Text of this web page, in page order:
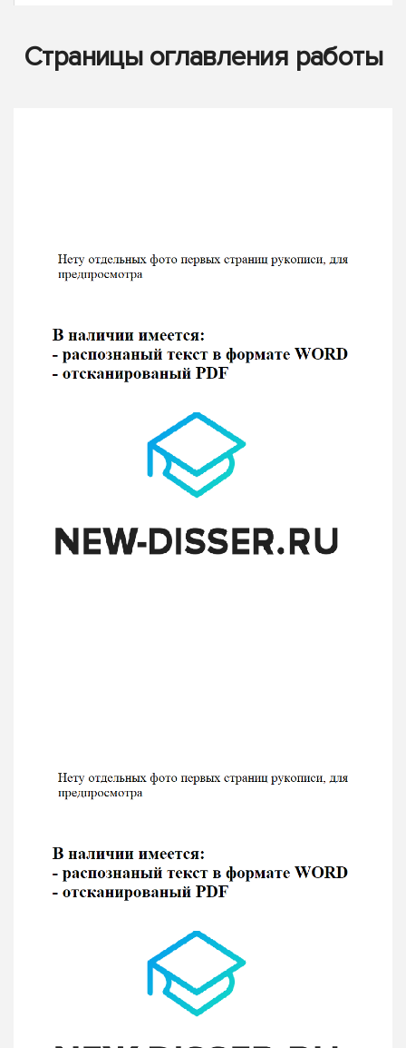
Страницы оглавления работы